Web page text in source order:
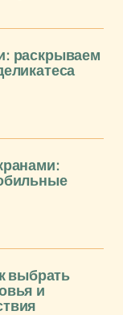
раскрываем
выбрать
и